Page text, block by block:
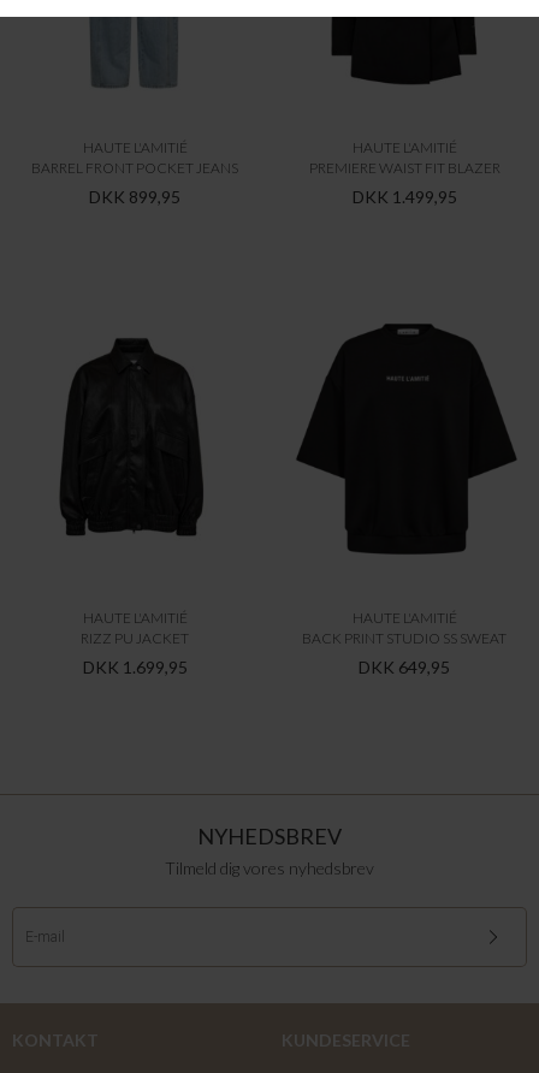
HAUTE L'AMITIÉ
BARREL FRONT POCKET JEANS
DKK 899,95
HAUTE L'AMITIÉ
PREMIERE WAIST FIT BLAZER
DKK 1.499,95
HAUTE L'AMITIÉ
RIZZ PU JACKET
DKK 1.699,95
HAUTE L'AMITIÉ
BACK PRINT STUDIO SS SWEAT
DKK 649,95
NYHEDSBREV
Tilmeld dig vores nyhedsbrev
KONTAKT
KUNDESERVICE